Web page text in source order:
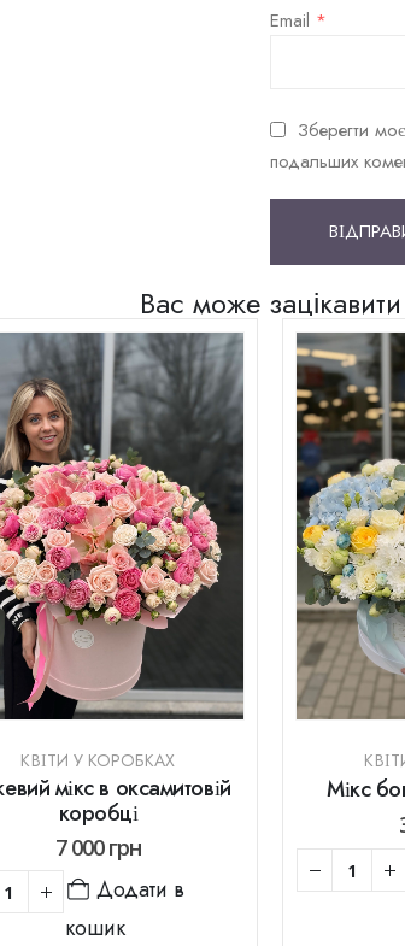
Email *
Зберегти
подальших
Вас може зацікавити
КВІТИ У КОРОБКАХ
мікс в оксамитовій
коробці
7 000грн
Додати в
кошик
Мікс